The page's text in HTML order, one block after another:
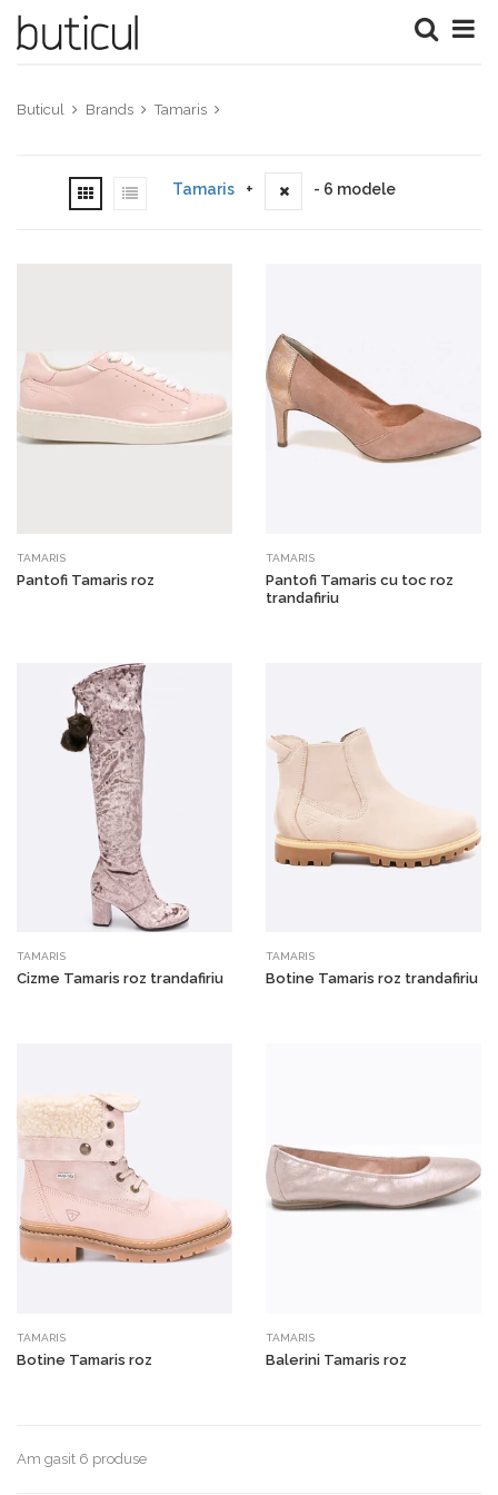
Buticul Brands Tamaris
Tamaris + - 6 modele
TAMARIS
Pantofi Tamaris roz
TAMARIS
Pantofi Tamaris cu toc roz
trandafiriu
TAMARIS
Cizme Tamaris roz trandafiriu
TAMARIS
Botine Tamaris roz trandafiriu
TAMARIS
Botine Tamaris roz
TAMARIS
Balerini Tamaris roz
Am gasit 6 produse